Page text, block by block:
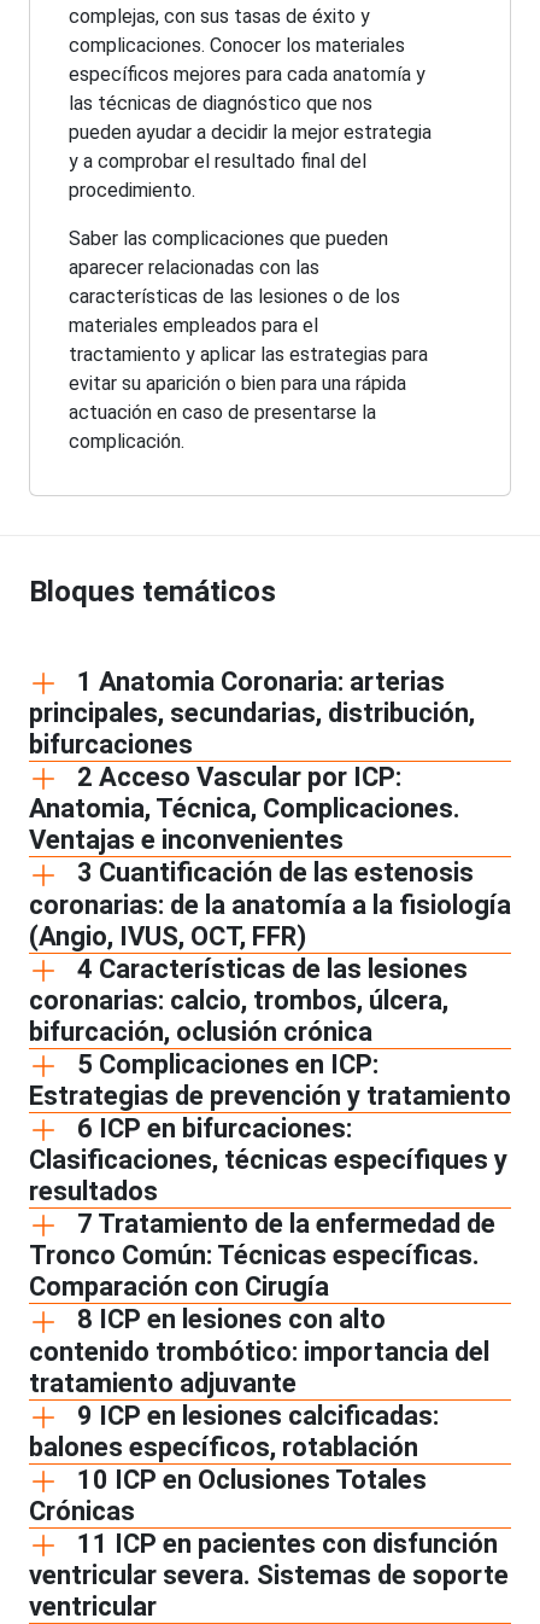
complejas, con sus tasas de éxito y
complicaciones. Conocer los materiales
específicos mejores para cada anatomía y
las técnicas de diagnóstico que nos
pueden ayudar a decidir la mejor estrategia
y a comprobar el resultado final del
procedimiento.
Saber las complicaciones que pueden
aparecer relacionadas con las
características de las lesiones o de los
materiales empleados para el
tractamiento y aplicar las estrategias para
evitar su aparición o bien para una rápida
actuación en caso de presentarse la
complicación.
Bloques temáticos
1 Anatomia Coronaria: arterias
principales, secundarias, distribución,
bifurcaciones
2 Acceso Vascular por ICP:
Anatomia, Técnica, Complicaciones.
Ventajas e inconvenientes
3 Cuantificación de las estenosis
coronarias: de la anatomía a la fisiología
(Angio, IVUS, OCT, FFR)
4 Características de las lesiones
coronarias: calcio, trombos, úlcera,
bifurcación, oclusión crónica
5 Complicaciones en ICP:
Estrategias de prevención y tratamiento
6 ICP en bifurcaciones:
Clasificaciones, técnicas específiques y
resultados
7 Tratamiento de la enfermedad de
Tronco Común: Técnicas específicas.
Comparación con Cirugía
8 ICP en lesiones con alto
contenido trombótico: importancia del
tratamiento adjuvante
9 ICP en lesiones calcificadas:
balones específicos, rotablación
10 ICP en Oclusiones Totales
Crónicas
11 ICP en pacientes con disfunción
ventricular severa. Sistemas de soporte
ventricular